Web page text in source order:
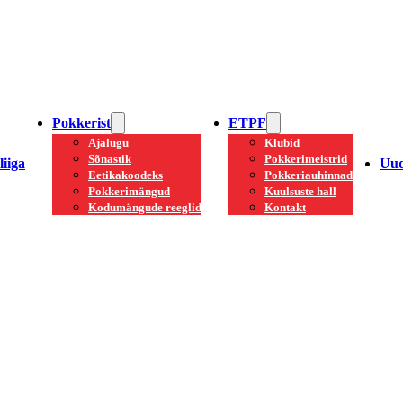
Pokkerist
Ajalugu
Sõnastik
Eetikakoodeks
Pokkerimängud
Kodumängude reeglid
ETPF
Klubid
Pokkerimeistrid
Pokkeriauhinnad
Kuulsuste hall
Kontakt